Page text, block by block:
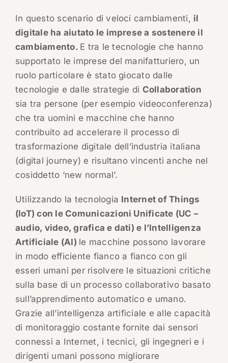
In questo scenario di veloci cambiamenti, il
digitale ha aiutato le imprese a sostenere il
cambiamento. E tra le tecnologie che hanno
supportato le imprese del manifatturiero, un
ruolo particolare è stato giocato dalle
tecnologie e dalle strategie di Collaboration
sia tra persone (per esempio videoconferenza)
che tra uomini e macchine che hanno
contribuito ad accelerare il processo di
trasformazione digitale dell’industria italiana
(digital journey) e risultano vincenti anche nel
cosiddetto ‘new normal’.
Utilizzando la tecnologia Internet of Things
(IoT) con le Comunicazioni Unificate (UC –
audio, video, grafica e dati) e l’Intelligenza
Artificiale (AI) le macchine possono lavorare
in modo efficiente fianco a fianco con gli
esseri umani per risolvere le situazioni critiche
sulla base di un processo collaborativo basato
sull’apprendimento automatico e umano.
Grazie all’intelligenza artificiale e alle capacità
di monitoraggio costante fornite dai sensori
connessi a Internet, i tecnici, gli ingegneri e i
dirigenti umani possono migliorare